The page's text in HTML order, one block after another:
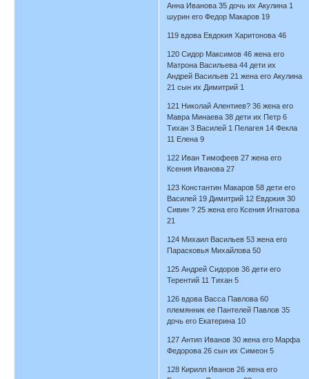
Анна Иванова 35 дочь их Акулина 1
шурин его Федор Макаров 19
119 вдова Евдокия Харитонова 46
120 Сидор Максимов 46 жена его
Матрона Васильева 44 дети их
Андрей Васильев 21 жена его Акулина
21 сын их Димитрий 1
121 Николай Алентиев? 36 жена его
Мавра Минаева 38 дети их Петр 6
Тихан 3 Василей 1 Пелагея 14 Фекла
11 Елена 9
122 Иван Тимофеев 27 жена его
Ксения Иванова 27
123 Константин Макаров 58 дети его
Василей 19 Димитрий 12 Евдокия 30
Сивин ? 25 жена его Ксения Игнатова
21
124 Михаил Васильев 53 жена его
Парасковья Михайлова 50
125 Андрей Сидоров 36 дети его
Терентий 11 Тихан 5
126 вдова Васса Павлова 60
племянник ее Пантелей Павлов 35
дочь его Екатерина 10
127 Антип Иванов 30 жена его Марфа
Федорова 26 сын их Симеон 5
128 Кирилл Иванов 26 жена его